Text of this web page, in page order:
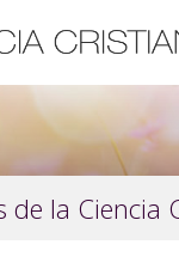
de la Ciencia